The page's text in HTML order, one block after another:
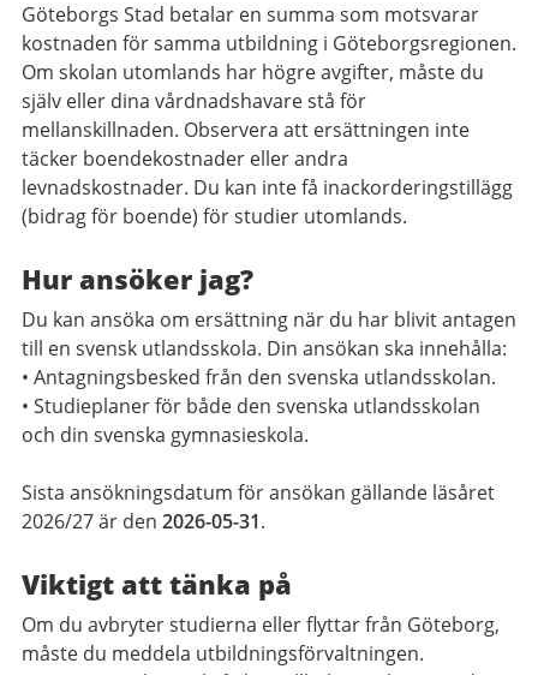
Göteborgs Stad betalar en summa som motsvarar
kostnaden för samma utbildning i Göteborgsregionen.
Om skolan utomlands har högre avgifter, måste du
själv eller dina vårdnadshavare stå för
mellanskillnaden. Observera att ersättningen inte
täcker boendekostnader eller andra
levnadskostnader. Du kan inte få inackorderingstillägg
(bidrag för boende) för studier utomlands.
Hur ansöker jag?
Du kan ansöka om ersättning när du har blivit antagen
till en svensk utlandsskola. Din ansökan ska innehålla:
• Antagningsbesked från den svenska utlandsskolan.
• Studieplaner för både den svenska utlandsskolan
och din svenska gymnasieskola.
Sista ansökningsdatum för ansökan gällande läsåret
2026/27 är den 2026-05-31.
Viktigt att tänka på
Om du avbryter studierna eller flyttar från Göteborg,
måste du meddela utbildningsförvaltningen.